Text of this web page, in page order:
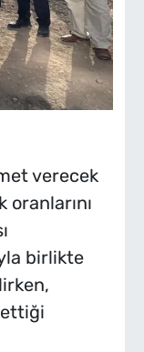
verecek
birlikte